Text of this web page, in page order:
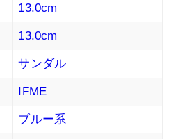
13.0cm
13.0cm
サンダル
IFME
ブルー系